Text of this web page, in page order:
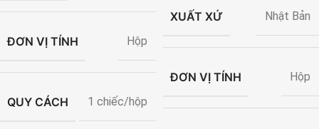
ĐƠN VỊ TÍNH Hộp
QUY CÁCH 1 chiếc/hộp
XUẤT XỨ Nhật Bản
ĐƠN VỊ TÍNH Hộp